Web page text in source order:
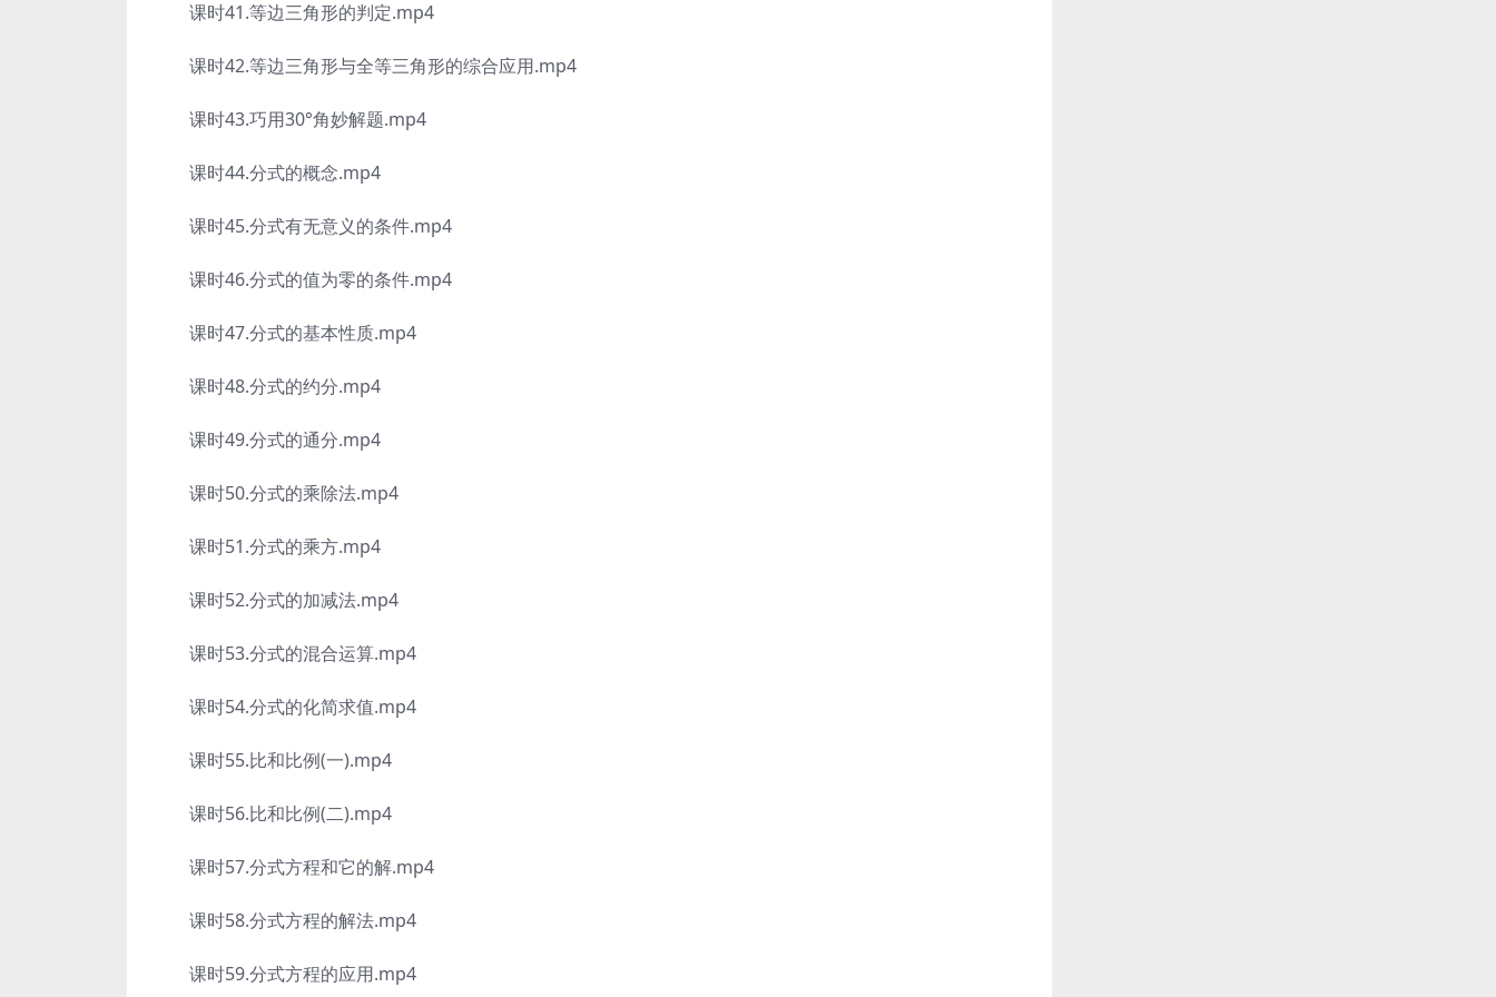
课时41.等边三角形的判定.mp4
课时42.等边三角形与全等三角形的综合应用.mp4
课时43.巧用30°角妙解题.mp4
课时44.分式的概念.mp4
课时45.分式有无意义的条件.mp4
课时46.分式的值为零的条件.mp4
课时47.分式的基本性质.mp4
课时48.分式的约分.mp4
课时49.分式的通分.mp4
课时50.分式的乘除法.mp4
课时51.分式的乘方.mp4
课时52.分式的加减法.mp4
课时53.分式的混合运算.mp4
课时54.分式的化简求值.mp4
课时55.比和比例(一).mp4
课时56.比和比例(二).mp4
课时57.分式方程和它的解.mp4
课时58.分式方程的解法.mp4
课时59.分式方程的应用.mp4